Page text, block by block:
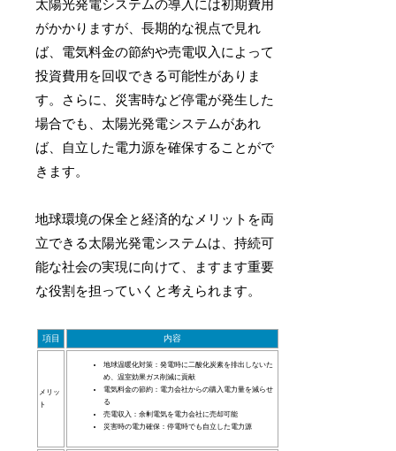
太陽光発電システムの導入には初期費用
がかかりますが、長期的な視点で見れ
ば、電気料金の節約や売電収入によって
投資費用を回収できる可能性がありま
す。さらに、災害時など停電が発生した
場合でも、太陽光発電システムがあれ
ば、自立した電力源を確保することがで
きます。
地球環境の保全と経済的なメリットを両
立できる太陽光発電システムは、持続可
能な社会の実現に向けて、ますます重要
な役割を担っていくと考えられます。
項目 内容
メリッ
ト
地球温暖化対策：発電時に二酸化炭素を排出しないた
め、温室効果ガス削減に貢献
電気料金の節約：電力会社からの購入電力量を減らせ
る
売電収入：余剰電気を電力会社に売却可能
災害時の電力確保：停電時でも自立した電力源